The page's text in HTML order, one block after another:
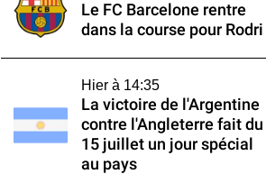
Le FC Barcelone rentre
dans la course pour Rodri
Hier à 14:35
La victoire de l'Argentine
contre l'Angleterre fait du
15 juillet un jour spécial
au pays